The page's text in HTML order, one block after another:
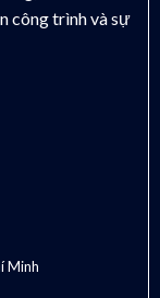
công trình và sự
Minh